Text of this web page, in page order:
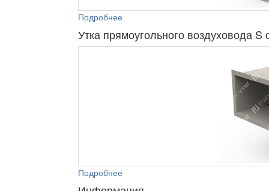
Подробнее
Утка прямоугольного воздуховода S
Подробнее